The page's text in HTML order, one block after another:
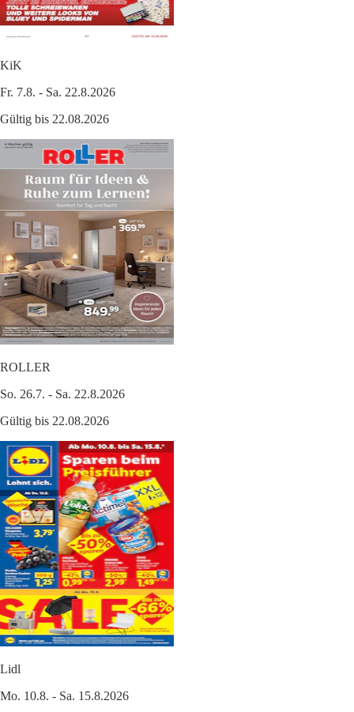
KiK
Fr. 7.8. - Sa. 22.8.2026
Gültig bis 22.08.2026
ROLLER
So. 26.7. - Sa. 22.8.2026
Gültig bis 22.08.2026
Lidl
Mo. 10.8. - Sa. 15.8.2026